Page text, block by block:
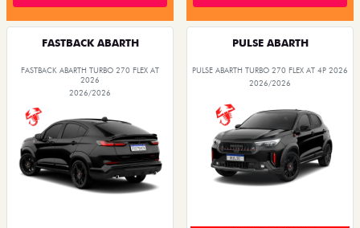
FASTBACK ABARTH
FASTBACK ABARTH TURBO 270 FLEX AT
2026
2026/2026
PULSE ABARTH
PULSE ABARTH TURBO 270 FLEX AT 4P 2026
2026/2026